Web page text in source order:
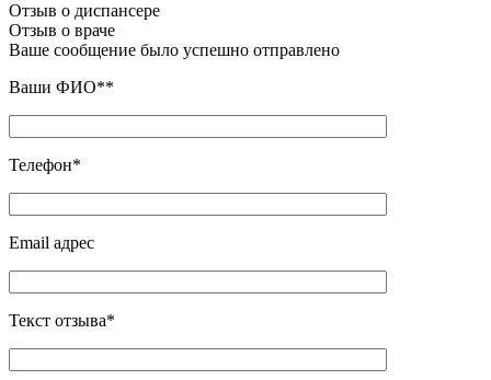
Отзыв о диспансере
Отзыв о враче
Ваше сообщение было успешно отправлено
Ваши ФИО**
Телефон*
Email адрес
Текст отзыва*